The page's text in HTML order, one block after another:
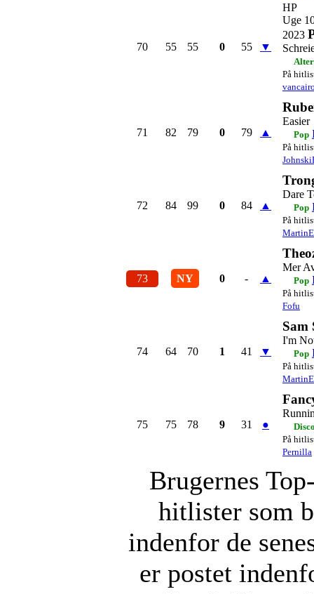
70 55 55 0 55 ▼
HP
Uge
2023
På
71 82 79 0 79 ▲
Easier
Pop
På
72 84 99 0 84 ▲
Dare
Pop
På
73 NY 0 - ▲
Mer
Pop
På
Fofu
74 64 70 1 41 ▼
Sam
I'm
Pop
På
75 75 78 9 31 ●
På
Pernilla
Brugernes
hitlister som
indenfor de
er postet